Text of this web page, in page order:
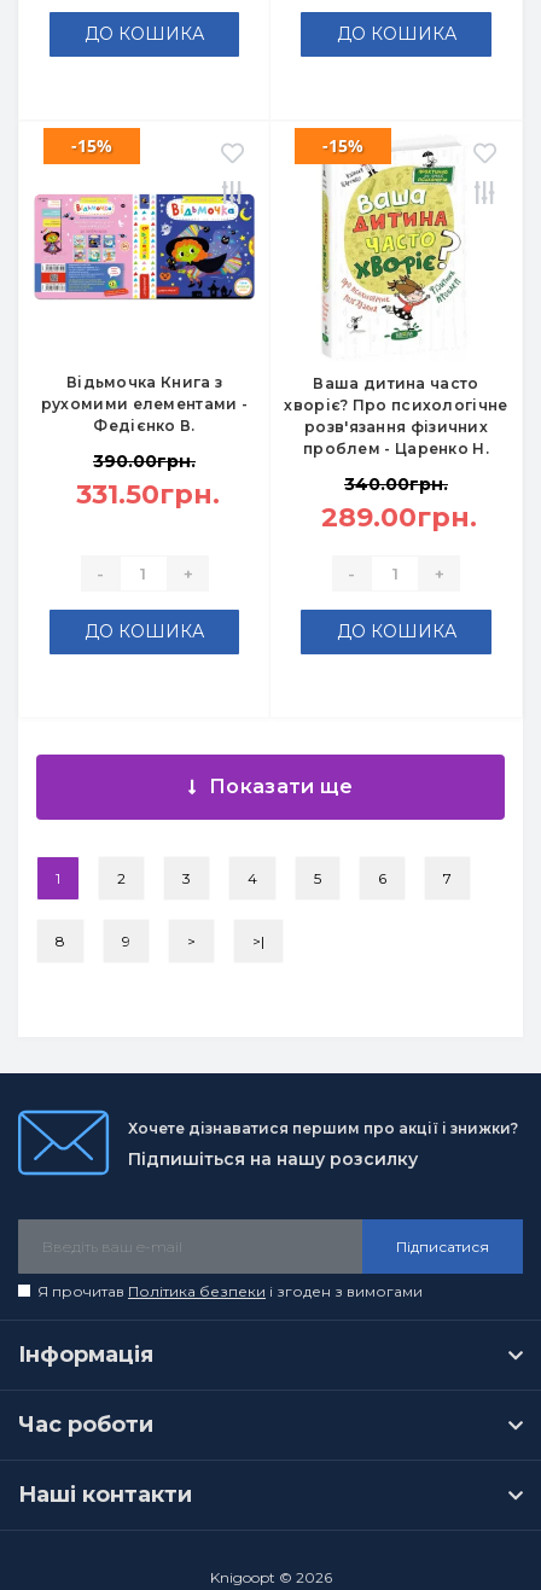
ДО КОШИКА ДО КОШИКА
Відьмочка Книга з
рухомими елементами -
Федієнко В.
-15%
390.00грн.
331.50грн.
- +
ДО КОШИКА
Ваша дитина часто
хворіє? Про психологічне
розв'язання фізичних
проблем - Царенко Н.
-15%
340.00грн.
289.00грн.
- +
ДО КОШИКА
Показати ще
1 2 3 4 5 6 7
8 9 > >|
Хочете дізнаватися першим про акції і знижки?
Підпишіться на нашу розсилку
Підписатися
Я прочитав Політика безпеки і згоден з вимогами
Інформація
Час роботи
Наші контакти
Knigoopt © 2026